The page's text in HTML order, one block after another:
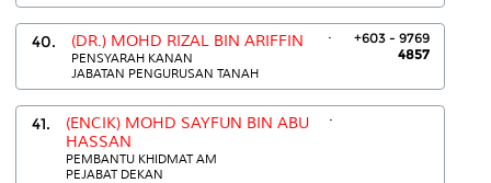
40. (DR.) MOHD RIZAL BIN ARIFFIN
PENSYARAH KANAN
JABATAN PENGURUSAN TANAH
.
+603 - 9769
4857
41.
(ENCIK) MOHD SAYFUN BIN ABU
HASSAN
PEMBANTU KHIDMAT AM
PEJABAT DEKAN
.